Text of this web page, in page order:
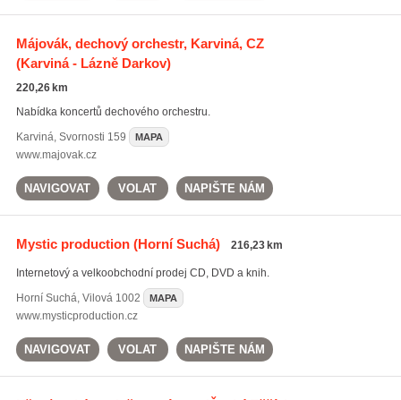
Májovák, dechový orchestr, Karviná, CZ
(Karviná - Lázně Darkov)
220,26 km
Nabídka koncertů dechového orchestru.
Karviná, Svornosti 159 MAPA
www.majovak.cz
NAVIGOVAT VOLAT NAPIŠTE NÁM
Mystic production(Horní Suchá) 216,23 km
Internetový a velkoobchodní prodej CD, DVD a knih.
Horní Suchá, Vilová 1002 MAPA
www.mysticproduction.cz
NAVIGOVAT VOLAT NAPIŠTE NÁM